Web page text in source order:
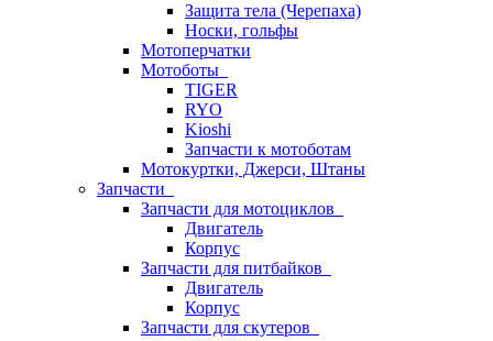
Защита тела (Черепаха)
Носки, гольфы
Мотоперчатки
Мотоботы
TIGER
RYO
Kioshi
Запчасти к мотоботам
Мотокуртки, Джерси, Штаны
Запчасти
Запчасти для мотоциклов
Двигатель
Корпус
Запчасти для питбайков
Двигатель
Корпус
Запчасти для скутеров